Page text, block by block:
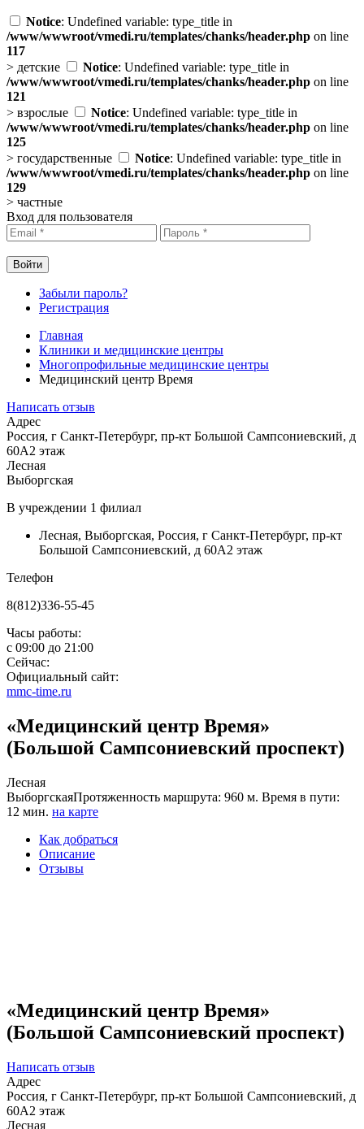
Notice: Undefined variable: type_title in
/www/wwwroot/vmedi.ru/templates/chanks/header.php on line
117
> детские Notice: Undefined variable: type_title in
/www/wwwroot/vmedi.ru/templates/chanks/header.php on line
121
> взрослые Notice: Undefined variable: type_title in
/www/wwwroot/vmedi.ru/templates/chanks/header.php on line
125
> государственные Notice: Undefined variable: type_title in
/www/wwwroot/vmedi.ru/templates/chanks/header.php on line
129
> частные
Вход для пользователя
Забыли пароль?
Регистрация
Главная
Клиники и медицинские центры
Многопрофильные медицинские центры
Медицинский центр Время
Написать отзыв
Адрес
Россия, г Санкт-Петербург, пр-кт Большой Сампсониевский, д
60А2 этаж
Лесная
Выборгская
В учреждении 1 филиал
Лесная, Выборгская, Россия, г Санкт-Петербург, пр-кт
Большой Сампсониевский, д 60А2 этаж
Телефон
8(812)336-55-45
Часы работы:
с 09:00 до 21:00
Сейчас:
Официальный сайт:
mmc-time.ru
«Медицинский центр Время»
(Большой Сампсониевский проспект)
Лесная
ВыборгскаяПротяженность маршрута: 960 м. Время в пути:
12 мин. на карте
Как добраться
Описание
Отзывы
«Медицинский центр Время»
(Большой Сампсониевский проспект)
Написать отзыв
Адрес
Россия, г Санкт-Петербург, пр-кт Большой Сампсониевский, д
60А2 этаж
Лесная